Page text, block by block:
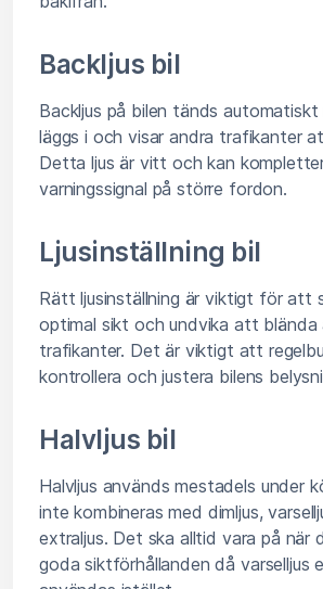
Backljus bil
Backljus på bilen tänds
läggs i och visar andra trafikanter
Detta ljus är vitt och kan
varningssignal på större fordon.
Ljusinställning bil
Rätt ljusinställning är viktigt för att
optimal sikt och undvika att blända
trafikanter. Det är viktigt att
kontrollera och justera bilens
Halvljus bil
Halvljus används mestadels under
inte kombineras med dimljus,
extraljus. Det ska alltid vara på när
goda siktförhållanden då varselljus